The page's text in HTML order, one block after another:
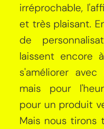
irréprochable,
et très plaisant.
de
laissent encore
s'améliorer
mais pour
pour un produit
Mais nous tirons